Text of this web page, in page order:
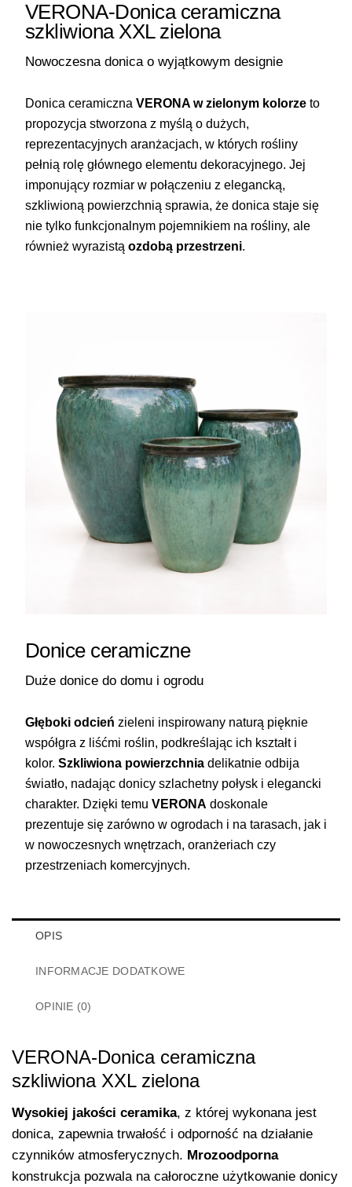
VERONA-Donica ceramiczna
szkliwiona XXL zielona
Nowoczesna donica o wyjątkowym designie
Donica ceramiczna VERONA w zielonym kolorze to
propozycja stworzona z myślą o dużych,
reprezentacyjnych aranżacjach, w których rośliny
pełnią rolę głównego elementu dekoracyjnego. Jej
imponujący rozmiar w połączeniu z elegancką,
szkliwioną powierzchnią sprawia, że donica staje się
nie tylko funkcjonalnym pojemnikiem na rośliny, ale
również wyrazistą ozdobą przestrzeni.
Donice ceramiczne
Duże donice do domu i ogrodu
Głęboki odcień zieleni inspirowany naturą pięknie
współgra z liśćmi roślin, podkreślając ich kształt i
kolor. Szkliwiona powierzchnia delikatnie odbija
światło, nadając donicy szlachetny połysk i elegancki
charakter. Dzięki temu VERONA doskonale
prezentuje się zarówno w ogrodach i na tarasach, jak i
w nowoczesnych wnętrzach, oranżeriach czy
przestrzeniach komercyjnych.
OPIS
INFORMACJE DODATKOWE
OPINIE (0)
VERONA-Donica ceramiczna
szkliwiona XXL zielona
Wysokiej jakości ceramika, z której wykonana jest
donica, zapewnia trwałość i odporność na działanie
czynników atmosferycznych. Mrozoodporna
konstrukcja pozwala na całoroczne użytkowanie donicy